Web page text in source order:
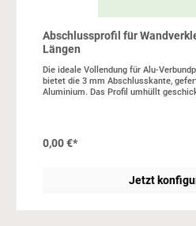
Abschlussprofil für
Längen
Die ideale Vollendung für Alu-
bietet die 3 mm Abschlusskante,
Aluminium. Das Profil umhüllt
dir die angebotenen Längen zu. Die
0,00 €*
Jetzt